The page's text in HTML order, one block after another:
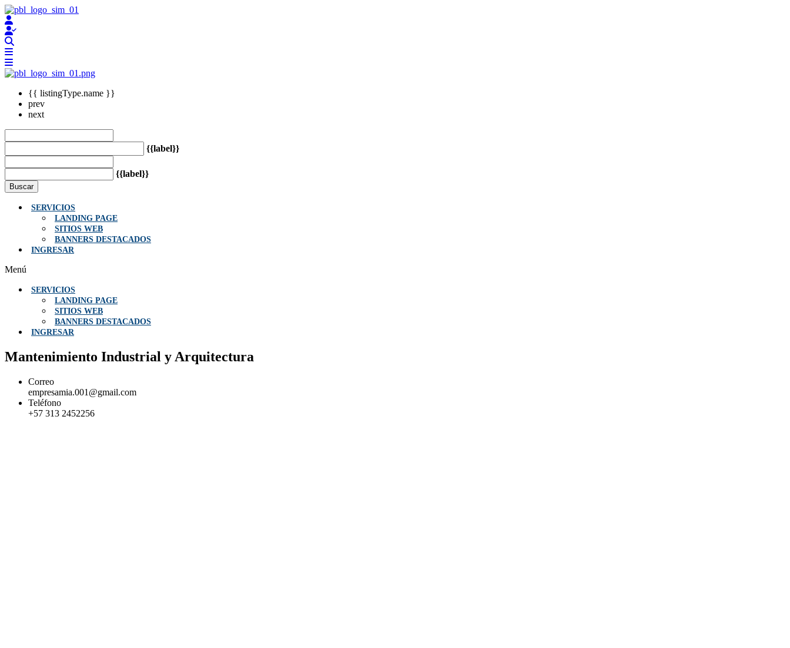
{{ listingType.name }}
prev
next
{{label}}
{{label}}
Buscar
SERVICIOS
LANDING PAGE
SITIOS WEB
BANNERS DESTACADOS
INGRESAR
Menú
SERVICIOS
LANDING PAGE
SITIOS WEB
BANNERS DESTACADOS
INGRESAR
Mantenimiento Industrial y Arquitectura
Correo
empresamia.001@gmail.com
Teléfono
+57 313 2452256